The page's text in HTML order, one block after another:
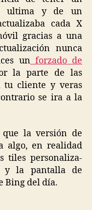
ultima y de un
cada X
gracias a una
nunca
unforzado de
la parte de las
tu cliente y veras
se ira a la
la versión de
algo, en realidad
tiles personaliza-
y la pantalla de
Bing del día.